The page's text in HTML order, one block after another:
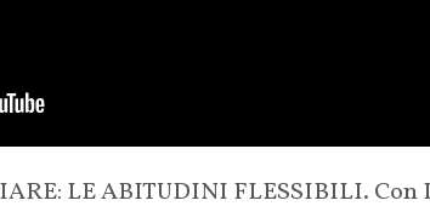
LE ABITUDINI FLESSIBILI.